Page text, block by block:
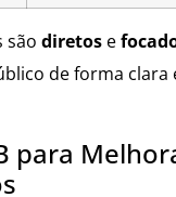
são diretos e
de forma clara
para